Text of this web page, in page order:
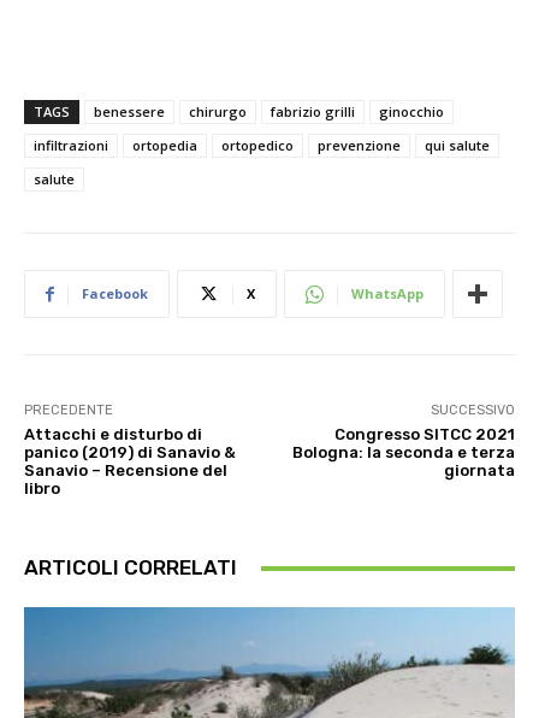
TAGS benessere chirurgo fabrizio grilli
ginocchio
infiltrazioni
ortopedia ortopedico prevenzione
qui salute
salute
Facebook X WhatsApp
PRECEDENTE
Attacchi e disturbo di
panico (2019) di Sanavio &
Sanavio – Recensione del
libro
SUCCESSIVO
Congresso SITCC 2021
Bologna: la seconda e terza
giornata
ARTICOLI CORRELATI